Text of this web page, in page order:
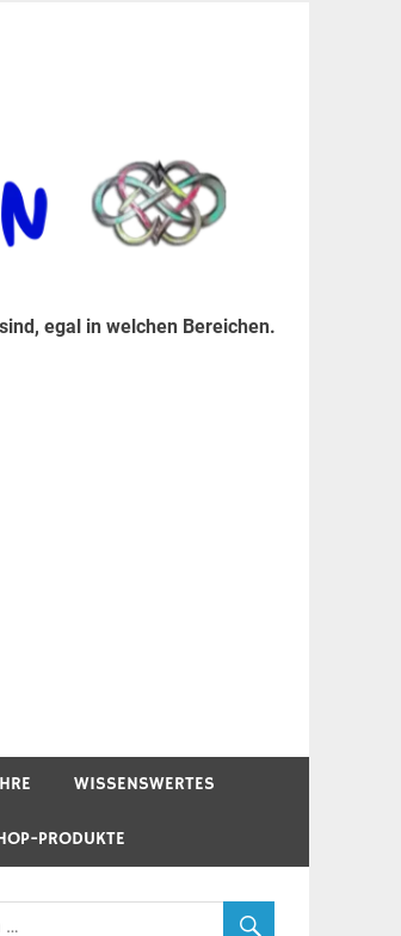
egal in welchen Bereichen.
WISSENSWERTES
PRODUKTE